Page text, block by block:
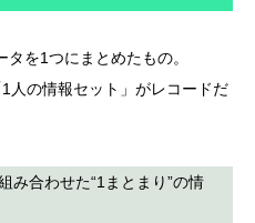
タを1つにまとめたもの。
人の情報セット」がレコードだ
み合わせた“1まとまり”の情